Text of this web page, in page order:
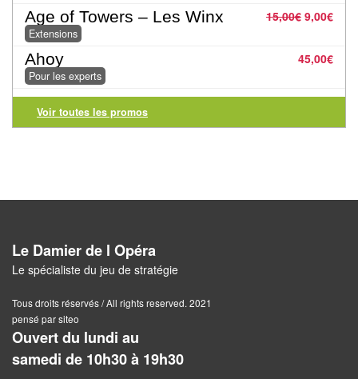
Jeux
abstraits
Extensions
Casse-
têtes
Backgammon
traditionnels
Dominos
Jeu
de
15,00€ 9,00€
Age of Towers – Les Winx
Extensions
45,00€
Ahoy
Pour les experts
Voir toutes les promos
Le Damier de l Opéra
Le spécialiste du jeu de stratégie
Tous droits réservés / All rights reserved. 2021
pensé par siteo
Ouvert du lundi au
samedi de 10h30 à 19h30